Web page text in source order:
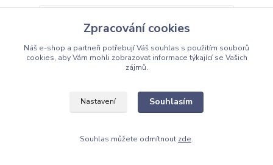
Zpracování cookies
Náš e-shop a partneři potřebují Váš souhlas s použitím souborů
cookies, aby Vám mohli zobrazovat informace týkající se Vašich
zájmů.
Nastavení Souhlasím
Souhlas můžete odmítnout zde.